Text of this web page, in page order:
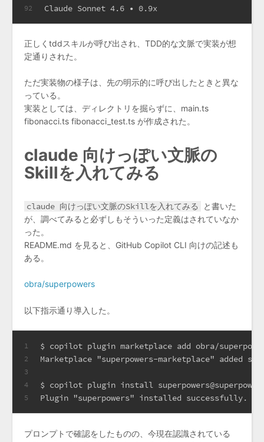
92
Claude Sonnet 4.6 • 0.9x
正しくtddスキルが呼び出され、TDD的な文脈で実装が想
定通りされた。
ただ実装物の様子は、先の明示的に呼び出したときと異な
っている。
実装としては、ディレクトリを掘らずに、main.ts
fibonacci.ts fibonacci_test.ts が作成された。
claude 向けっぽい文脈の
Skillを入れてみる
claude 向けっぽい文脈のSkillを入れてみる
と書いた
が、調べてみると必ずしもそういった定義はされていなか
った。
README.md を見ると、GitHub Copilot CLI 向けの記述も
ある。
obra/superpowers
以下指示通り導入した。
1
2
3
4
5
$ copilot plugin marketplace add obra/
Marketplace "superpowers-marketplace" added
$ copilot plugin install
Plugin "superpowers" installed successfully.
プロンプトで確認をしたものの、今現在認識されている